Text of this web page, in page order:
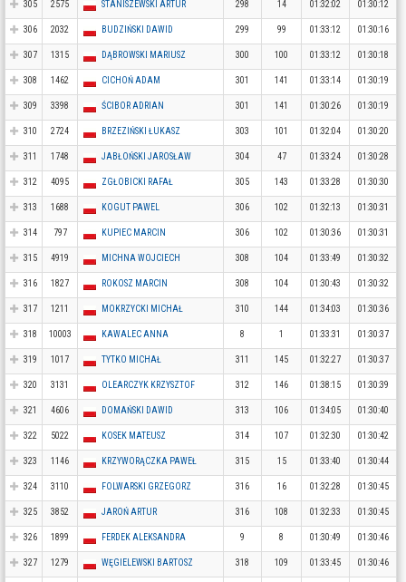
305 2575 STANISZEWSKI ARTUR 298 14 01:32:02 01:30:12
306 2032 BUDZIŃSKI DAWID 299 99 01:33:12 01:30:16
307 1315 DĄBROWSKI MARIUSZ 300 100 01:33:12 01:30:18
308 1462 CICHOŃ ADAM 301 141 01:33:14 01:30:19
309 3398 ŚCIBOR ADRIAN 301 141 01:30:26 01:30:19
310 2724 BRZEZIŃSKI ŁUKASZ 303 101 01:32:04 01:30:20
311 1748 JABŁOŃSKI JAROSŁAW 304 47 01:33:24 01:30:28
312 4095 ZGŁOBICKI RAFAŁ 305 143 01:33:28 01:30:30
313 1688 KOGUT PAWEL 306 102 01:32:13 01:30:31
314 797 KUPIEC MARCIN 306 102 01:30:36 01:30:31
315 4919 MICHNA WOJCIECH 308 104 01:33:49 01:30:32
316 1827 ROKOSZ MARCIN 308 104 01:30:43 01:30:32
317 1211 MOKRZYCKI MICHAŁ 310 144 01:34:03 01:30:36
318 10003 KAWALEC ANNA 8 1 01:33:31 01:30:37
319 1017 TYTKO MICHAŁ 311 145 01:32:27 01:30:37
320 3131 OLEARCZYK KRZYSZTOF 312 146 01:38:15 01:30:39
321 4606 DOMAŃSKI DAWID 313 106 01:34:05 01:30:40
322 5022 KOSEK MATEUSZ 314 107 01:32:30 01:30:42
323 1146 KRZYWORĄCZKA PAWEŁ 315 15 01:33:40 01:30:44
324 3110 FOLWARSKI GRZEGORZ 316 16 01:32:28 01:30:45
325 3852 JAROŃ ARTUR 316 108 01:32:33 01:30:45
326 1899 FERDEK ALEKSANDRA 9 8 01:30:49 01:30:46
327 1279 WĘGIELEWSKI BARTOSZ 318 109 01:33:45 01:30:46